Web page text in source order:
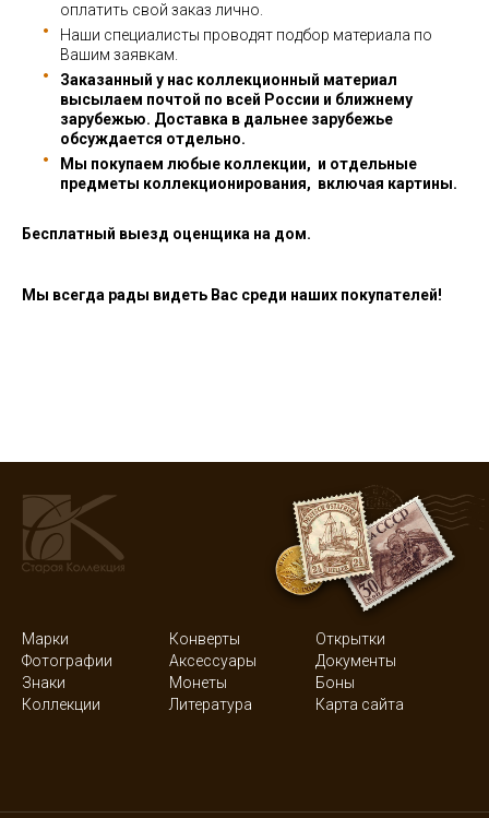
оплатить свой заказ лично.
Наши специалисты проводят подбор материала по
Вашим заявкам.
Заказанный у нас коллекционный материал
высылаем почтой по всей России и ближнему
зарубежью. Доставка в дальнее зарубежье
обсуждается отдельно.
Мы покупаем любые коллекции, и отдельные
предметы коллекционирования, включая картины.
Бесплатный выезд оценщика на дом.
Мы всегда рады видеть Вас среди наших покупателей!
Марки Конверты
Открытки
Фотографии
Аксессуары
Документы
Знаки
Монеты
Боны
Коллекции
Литература Карта сайта